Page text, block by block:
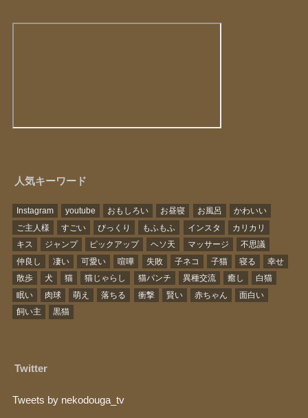
人気キーワード
Instagram youtube おもしろい お昼寝 お風呂
かわいい
ご主人様
すごい びっくり もふもふ インスタ
カリカリ
キス
ジャンプ ピックアップ ヘソ天 マッサージ
不思議
仲良し
凄い 可愛い 喧嘩 失敗 子ネコ 子猫 寝る
幸せ
散歩
犬 猫 猫じゃらし 猫パンチ 異種交流 癒し
白猫
眠い
肉球 萌え 落ちる 衝撃 賢い 赤ちゃん
面白い
飼い主
黒猫
Twitter
Tweets by nekodouga_tv